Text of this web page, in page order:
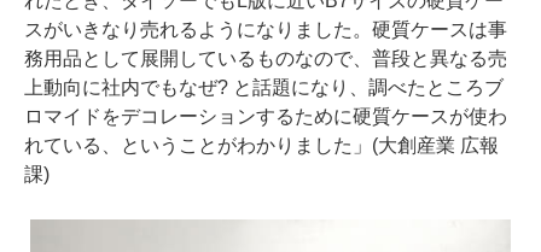
スがいきなり売れるようになりました。硬質ケースは事
務用品として展開しているものなので、普段と異なる売
上動向に社内でもなぜ? と話題になり、調べたところブ
ロマイドをデコレーションするために硬質ケースが使わ
れている、ということがわかりました」(大創産業 広報
課)